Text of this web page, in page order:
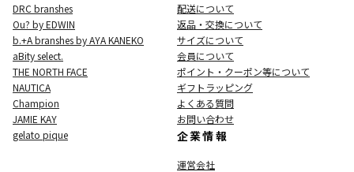
DRC branshes
Ou? by EDWIN
b.+A branshes by AYA KANEKO
aBity select.
THE NORTH FACE
NAUTICA
Champion
JAMIE KAY
gelato pique
配送について
返品・交換について
サイズについて
会員について
ポイント・クーポン等について
ギフトラッピング
よくある質問
お問い合わせ
企業情報
運営会社